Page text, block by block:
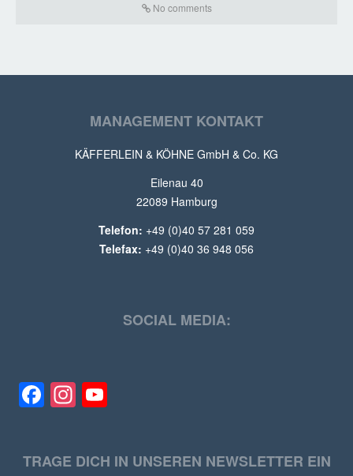
No comments
MANAGEMENT KONTAKT
KÄFFERLEIN & KÖHNE GmbH & Co. KG
Eilenau 40
22089 Hamburg
Telefon: +49 (0)40 57 281 059
Telefax: +49 (0)40 36 948 056
SOCIAL MEDIA:
Facebook
Instagram
TRAGE DICH IN UNSEREN NEWSLETTER EIN